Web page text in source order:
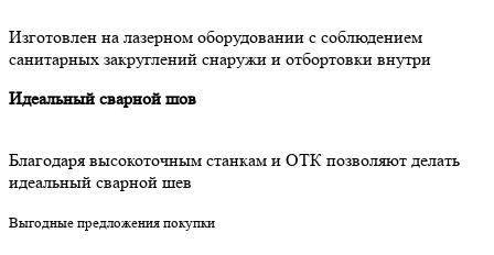
Изготовлен на лазерном оборудовании с соблюдением
санитарных закруглений снаружи и отбортовки внутри
Идеальный сварной шов
Благодаря высокоточным станкам и ОТК позволяют делать
идеальный сварной шев
Выгодные предложения покупки